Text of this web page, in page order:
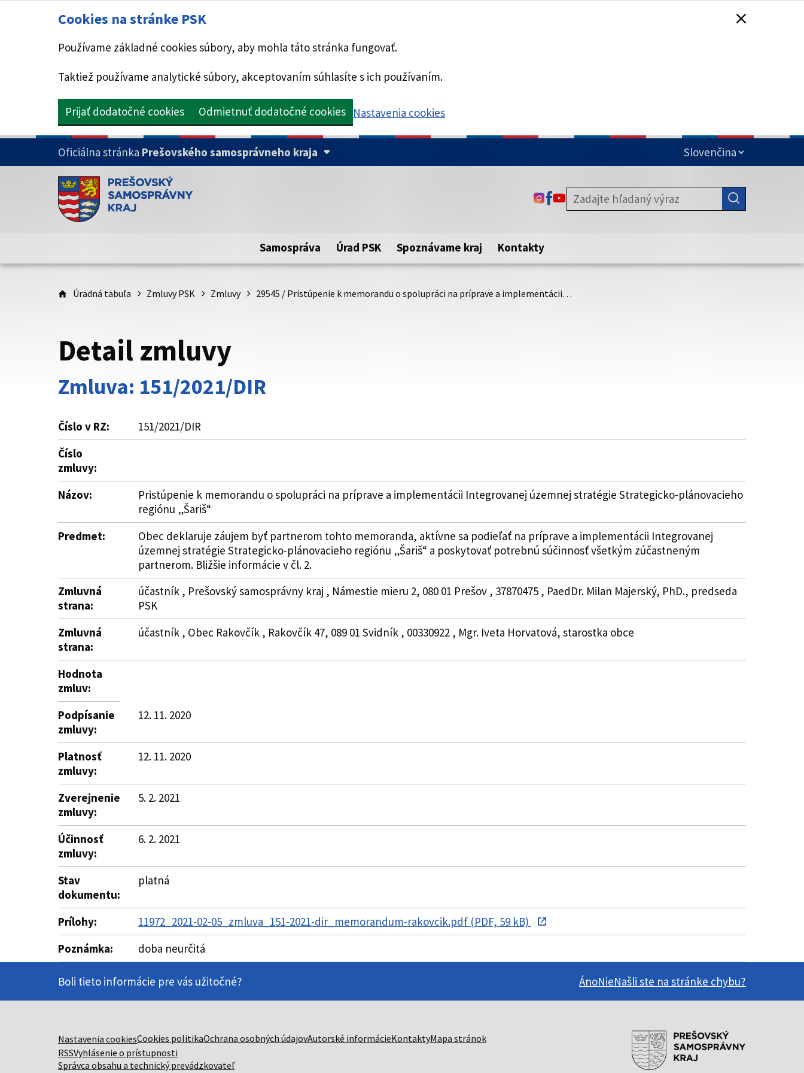
Cookies na stránke PSK
Používame základné cookies súbory, aby mohla táto stránka fungovať.
Taktiež používame analytické súbory, akceptovaním súhlasíte s ich používaním.
Prijať dodatočné cookies Odmietnuť dodatočné cookies Nastavenia cookies
PRESKOČIŤ NA HLAVNÝ OBSAH
Oficiálna stránka Prešovského samosprávneho kraja
Doména psk.sk je oficiálna
Toto je oficiálna webová stránka Prešovského samosprávneho kraja.
Táto stránka je zabezpečená
zabezpečenú webovú stránku. Zabezpečená stránka vždy začína
https:// pred názvom domény webového sídla.
ODKAZ SA OTVORÍ NA NOVEJ KARTE
ODKAZ SA OTVORÍ NA NOVEJ KARTE
ODKAZ SA OTVORÍ NA NOVEJ KARTE
Samospráva Úrad PSK Spoznávame kraj Kontakty
Úradná tabuľa Zmluvy PSK Zmluvy 29545 / Pristúpenie k memorandu o spolupráci na príprave a implementácii…
Detail zmluvy
Zmluva: 151/2021/DIR
Číslo v RZ:
151/2021/DIR
Číslo
zmluvy:
Názov:
Pristúpenie k memorandu o spolupráci na príprave a implementácii Integrovanej územnej stratégie Strategicko-plánovacieho
regiónu „Šariš“
Predmet:
Obec deklaruje záujem byť partnerom tohto memoranda, aktívne sa podieľať na príprave a implementácii Integrovanej
územnej stratégie Strategicko-plánovacieho regiónu „Šariš“ a poskytovať potrebnú súčinnosť všetkým zúčastneným
partnerom. Bližšie informácie v čl. 2.
Zmluvná
strana:
účastník , Prešovský samosprávny kraj , Námestie mieru 2, 080 01 Prešov , 37870475 , PaedDr. Milan Majerský, PhD., predseda
PSK
Zmluvná
strana:
účastník , Obec Rakovčík , Rakovčík 47, 089 01 Svidník , 00330922 , Mgr. Iveta Horvatová, starostka obce
Hodnota
zmluv:
Podpísanie
zmluvy:
12. 11. 2020
Platnosť
zmluvy:
12. 11. 2020
Zverejnenie
zmluvy:
5. 2. 2021
Účinnosť
zmluvy:
6. 2. 2021
Stav
dokumentu:
platná
Prílohy:
11972_2021-02-05_zmluva_151-2021-dir_memorandum-rakovcik.pdf (PDF, 59 kB)
Poznámka:
doba neurčitá
Boli tieto informácie pre vás užitočné? ÁnoNieNašli ste na stránke chybu?
Nastavenia cookiesCookies politikaOchrana osobných údajovAutorské informácieKontaktyMapa stránok
RSSVyhlásenie o prístupnosti
Správca obsahu a technický prevádzkovateľ